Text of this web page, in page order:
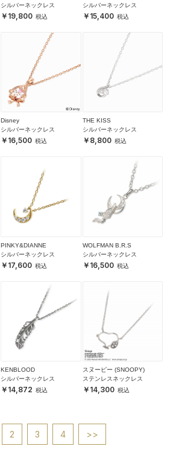
シルバーネックレス
19,800
シルバーネックレス
15,400
Disney
シルバーネックレス
16,500
THE KISS
シルバーネックレス
8,800
PINKY&DIANNE
シルバーネックレス
17,600
WOLFMAN B.R.S
シルバーネックレス
16,500
KENBLOOD
シルバーネックレス
14,872
スヌーピー (SNOOPY)
ステンレスネックレス
14,300
2 3 4 >>